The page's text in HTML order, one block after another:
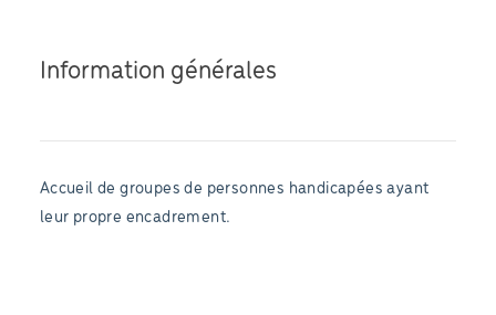
Information générales
Accueil de groupes de personnes handicapées ayant
leur propre encadrement.